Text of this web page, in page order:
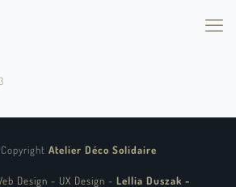
Atelier Déco Solidaire
Design - UX Design - Lellia Duszak -